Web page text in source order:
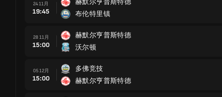
24 11月
19:45
布伦特里镇
28 11月
15:00
赫默尔亨普斯特德
沃尔顿
05 12月
15:00
多佛竞技
赫默尔亨普斯特德